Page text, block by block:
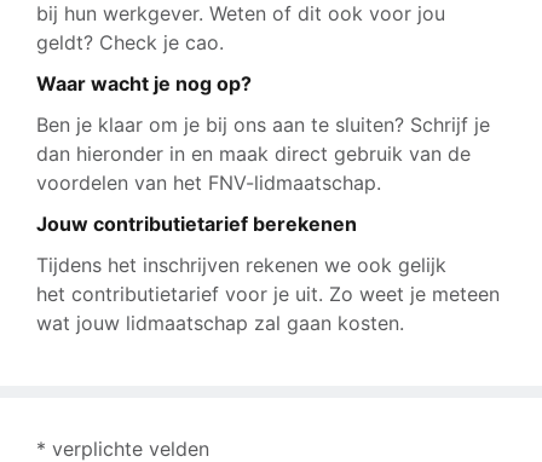
bij hun werkgever. Weten of dit ook voor jou
geldt? Check je cao.
Waar wacht je nog op?
Ben je klaar om je bij ons aan te sluiten? Schrijf je
dan hieronder in en maak direct gebruik van de
voordelen van het FNV-lidmaatschap.
Jouw contributietarief berekenen
Tijdens het inschrijven rekenen we ook gelijk
het contributietarief voor je uit. Zo weet je meteen
wat jouw lidmaatschap zal gaan kosten.
* verplichte velden